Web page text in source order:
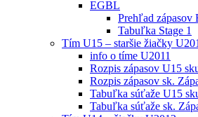
EGBL
Prehľad zápasov
Tabuľka Stage 1
Tím U15 – staršie žiačky
info o tíme U2011
Rozpis zápasov U15
Rozpis zápasov sk.
Tabuľka súťaže U15
Tabuľka súťaže sk.